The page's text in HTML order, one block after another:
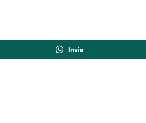
Invia